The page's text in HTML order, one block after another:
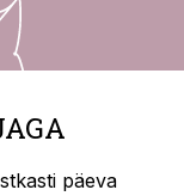
päeva